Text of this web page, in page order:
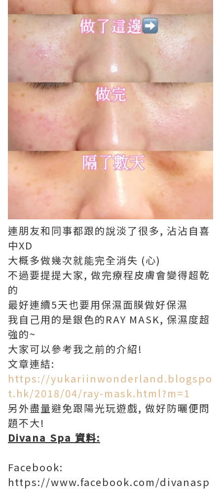
連朋友和同事都跟的說淡了很多, 沾沾自喜
中XD
大概多做幾次就能完全消失 (心)
不過要提提大家, 做完療程皮膚會變得超乾
的
最好連續5天也要用保濕面膜做好保濕
我自己用的是銀色的RAY MASK, 保濕度超
強的~
大家可以參考我之前的介紹!
文章連結:
https://yukariinwonderland.blogspo
t.hk/2018/04/ray-mask.html?m=1
另外盡量避免跟陽光玩遊戲, 做好防曬便問
題不大!
Divana Spa 資料:
Facebook:
https://www.facebook.com/divanasp